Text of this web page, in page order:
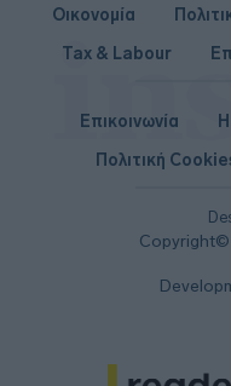
Οικονομία
Tax & Labour
Copyright©
Επικοινωνία
Πολιτική